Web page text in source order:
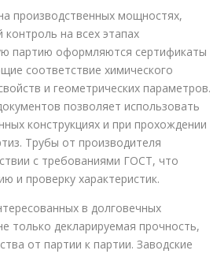
производственных мощностях,
на всех этапах
партию оформляются сертификаты
соответствие химического
и геометрических параметров.
позволяет использовать
конструкциях и при прохождении
Трубы от производителя
с требованиями ГОСТ, что
и проверку характеристик.
в долговечных
только декларируемая прочность,
от партии к партии. Заводские